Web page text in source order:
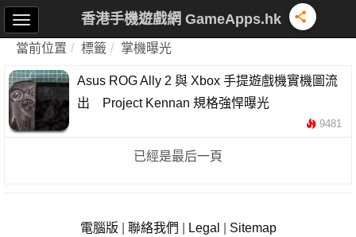
香港手機遊戲網 GameApps.hk
當前位置 標籤 掌機曝光
Asus ROG Ally 2 與 Xbox 手提遊戲機實機圖流
出 Project Kennan 規格強悍曝光
9481
已經是最后一頁
電腦版 聯絡我們 Legal
Sitemap